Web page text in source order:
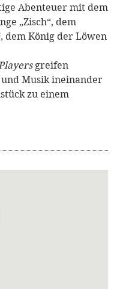
Abenteuer mit dem
„Zisch“, dem
dem König der Löwen
greifen
Musik ineinander
zu einem